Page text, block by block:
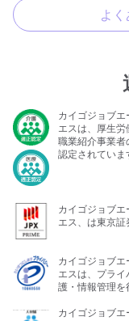
よ
カイゴジョブ
エスは、厚生
職業紹介事業
認定されていま
カイゴジョブ
エス、は東京証
カイゴジョブ
エスは、プラ
護・情報管理を
カイゴジョブ